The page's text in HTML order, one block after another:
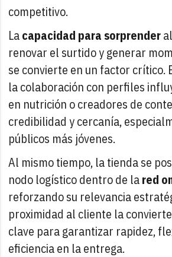
competitivo.
Lacapacidad para sorprender
renovar el surtido y generar
se convierte en un factor crítico.
la colaboración con perfiles
en nutrición o creadores de
credibilidad y cercanía,
públicos más jóvenes.
Al mismo tiempo, la tienda se
nodo logístico dentro de lared
reforzando su relevancia
proximidad al cliente la
clave para garantizar rapidez,
eficiencia en la entrega.